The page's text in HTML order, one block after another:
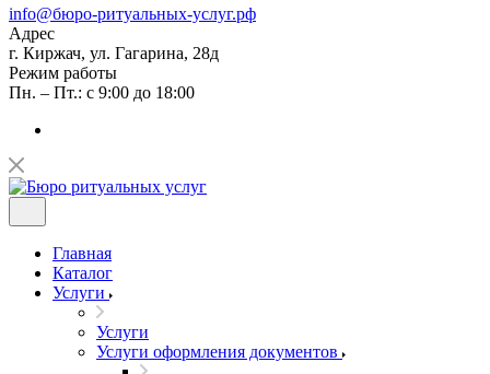
info@бюро-ритуальных-услуг.рф
Адрес
г. Киржач, ул. Гагарина, 28д
Режим работы
Пн. – Пт.: с 9:00 до 18:00
Главная
Каталог
Услуги
Услуги
Услуги оформления документов